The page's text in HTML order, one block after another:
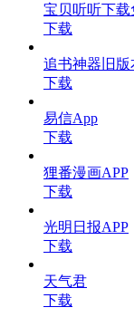
宝贝听听下载
下载
追书神器旧版
下载
易信App
下载
狸番漫画APP
下载
光明日报APP
下载
天气君
下载